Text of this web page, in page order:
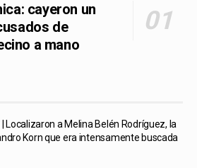
cayeron un
de
a mano
Localizaron a Melina Belén Rodríguez, la
Korn que era intensamente buscada